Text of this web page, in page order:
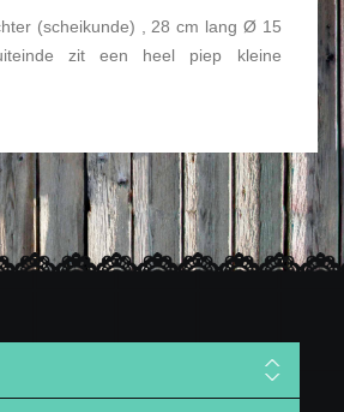
(scheikunde) , 28 cm lang Ø 15
zit een heel piep kleine